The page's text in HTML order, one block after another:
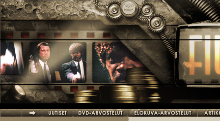
Hyppää pääsisältöön